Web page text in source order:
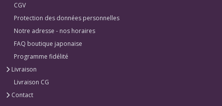
CGV
Protection des données personnelles
Notre adresse - nos horaires
FAQ boutique japonaise
Programme fidélité
Livraison
Livraison CG
Contact